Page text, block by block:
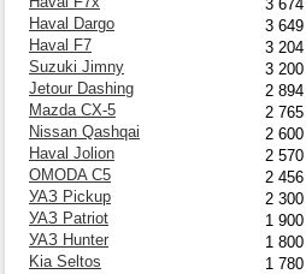
3
Haval Dargo
3
Haval F7
3
Suzuki Jimny
3
Jetour Dashing
2
Mazda CX-5
2
Nissan Qashqai
2
Haval Jolion
2
OMODA C5
2
УАЗ Pickup
2
УАЗ Patriot
1
УАЗ Hunter
1
Kia Seltos
1